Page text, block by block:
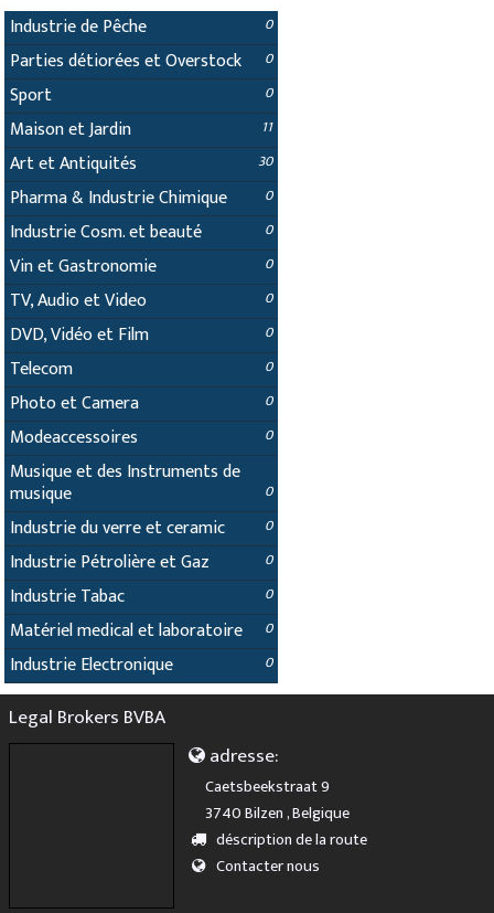
Industrie de Pêche 0
Parties détiorées et Overstock 0
Sport 0
Maison et Jardin 11
Art et Antiquités 30
Pharma & Industrie Chimique 0
Industrie Cosm. et beauté 0
Vin et Gastronomie 0
TV, Audio et Video 0
DVD, Vidéo et Film 0
Telecom 0
Photo et Camera 0
Modeaccessoires 0
Musique et des Instruments de
musique 0
Industrie du verre et ceramic 0
Industrie Pétrolière et Gaz 0
Industrie Tabac 0
Matériel medical et laboratoire 0
Industrie Electronique 0
Legal Brokers BVBA
adresse:
Caetsbeekstraat 9
3740 Bilzen , Belgique
déscription de la route
Contacter nous